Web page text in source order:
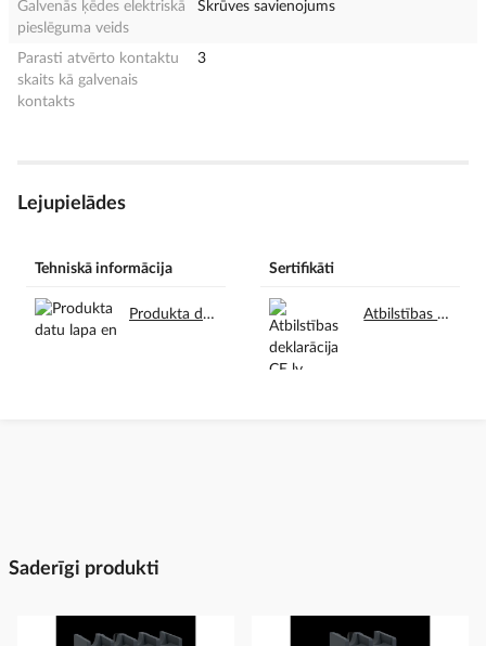
Galvenās ķēdes elektriskā
pieslēguma veids
Skrūves savienojums
Parasti atvērto kontaktu
skaits kā galvenais
kontakts
3
Lejupielādes
Tehniskā informācija
Produkta datu lapa en.pdf
Sertifikāti
Atbilstības deklarācija CE lv.pdf
Saderīgi produkti